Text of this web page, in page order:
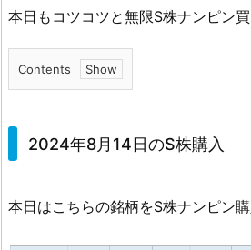
本日もコツコツと無限S株ナンピン買
Contents
1.
0
年
2024年8月14日のS株購入
本日はこちらの銘柄をS株ナンピン購